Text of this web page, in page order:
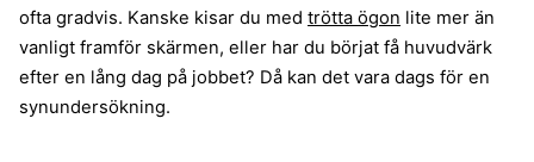
ofta gradvis. Kanske kisar du med trötta ögon lite mer än
vanligt framför skärmen, eller har du börjat få huvudvärk
efter en lång dag på jobbet? Då kan det vara dags för en
synundersökning.